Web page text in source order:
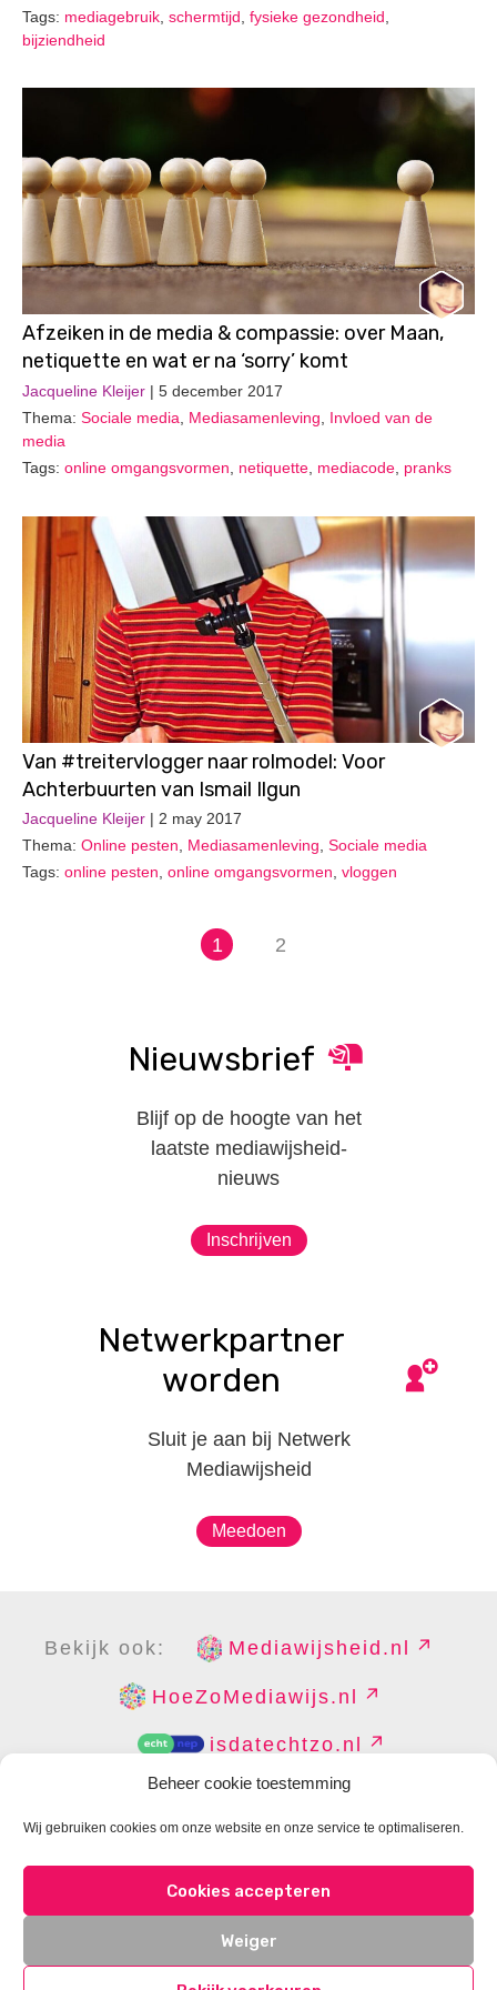
Beheer cookie toestemming
Wij gebruiken cookies om onze website en onze service te optimaliseren.
Cookies accepteren
Weiger
Tags: mediagebruik schermtijd fysieke gezondheid
bijziendheid
Afzeiken in de media & compassie: over Maan,
netiquette en wat er na ‘sorry’ komt
Jacqueline Kleijer | 5 december 2017
Thema: Sociale media Mediasamenleving
Invloed van de
media
Tags: online omgangsvormen netiquette mediacode pranks
Van #treitervlogger naar rolmodel: Voor
Achterbuurten van Ismail Ilgun
Jacqueline Kleijer | 2 may 2017
Thema: Online pesten Mediasamenleving Sociale media
Tags: online pesten online omgangsvormen vloggen
1 2
Nieuwsbrief
Blijf op de hoogte van het
laatste mediawijsheid-
nieuws
Inschrijven
Netwerkpartner
worden
Sluit je aan bij Netwerk
Mediawijsheid
Meedoen
Bekijk ook: Mediawijsheid.nl
HoeZoMediawijs.nl
isdatechtzo.nl
DISCLAIMER PRIVACY
CONTACT
COOKIES BEHEREN